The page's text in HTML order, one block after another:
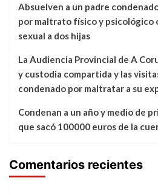
Absuelven a un padre
por maltrato físico y psicológico
sexual a dos hijas
La Audiencia Provincial de A
y custodia compartida y las
condenado por maltratar a su
Condenan a un año y medio de
que sacó 100000 euros de la
Comentarios recientes